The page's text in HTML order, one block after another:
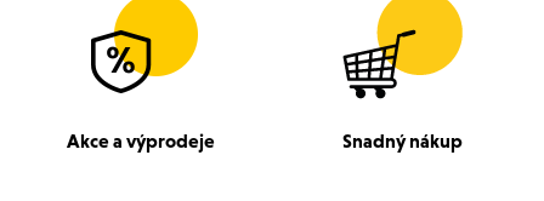
Akce a výprodeje Snadný nákup